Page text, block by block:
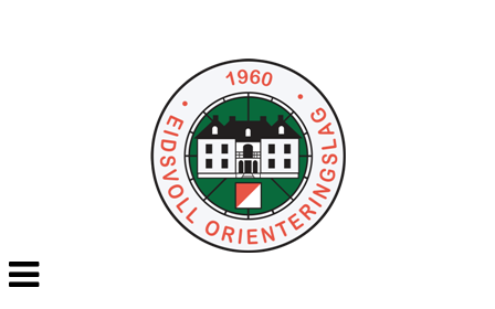
Veksle
navigasjon